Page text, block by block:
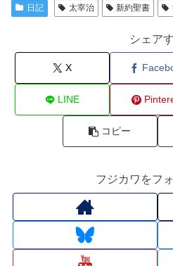
日記 太宰治 新約聖書
シェア
X
LINE
コピー
フジカワをフ